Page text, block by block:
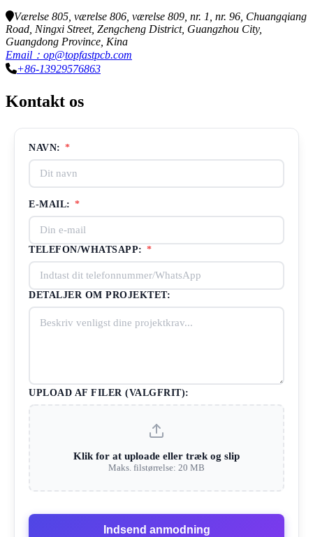
Værelse 805, værelse 806, værelse 809, nr. 1, nr. 96, Chuangqiang
Road, Ningxi Street, Zengcheng District, Guangzhou City,
Guangdong Province, Kina
Email：op@topfastpcb.com
+86-13929576863
Kontakt os
NAVN: *
E-MAIL: *
TELEFON/WHATSAPP: *
DETALJER OM PROJEKTET:
UPLOAD AF FILER (VALGFRIT):
Klik for at uploade eller træk og slip
Maks. filstørrelse: 20 MB
Indsend anmodning